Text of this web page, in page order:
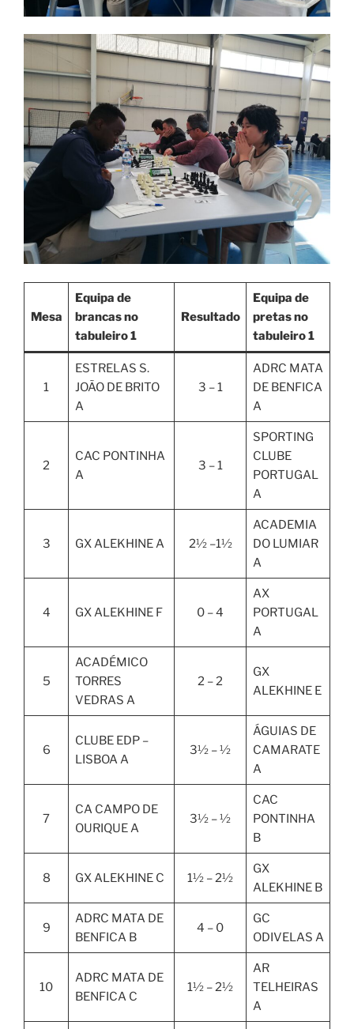
Mesa
Equipa de
brancas no
tabuleiro 1
Resultado
Equipa de
pretas no
tabuleiro 1
1
ESTRELAS S.
JOÃO DE BRITO
A
3 – 1
ADRC MATA
DE BENFICA
A
2
CAC PONTINHA
A
3 – 1
SPORTING
CLUBE
PORTUGAL
A
3 GX ALEKHINE A 2½ –1½
ACADEMIA
DO LUMIAR
A
4 GX ALEKHINE F 0 – 4
AX
PORTUGAL
A
5
ACADÉMICO
TORRES
VEDRAS A
2 – 2
GX
ALEKHINE E
6
CLUBE EDP –
LISBOA A
3½ – ½
ÁGUIAS DE
CAMARATE
A
7
CA CAMPO DE
OURIQUE A
3½ – ½
CAC
PONTINHA
B
8 GX ALEKHINE C 1½ – 2½
GX
ALEKHINE B
9
ADRC MATA DE
BENFICA B
4 – 0
GC
ODIVELAS A
10
ADRC MATA DE
BENFICA C
1½ – 2½
AR
TELHEIRAS
A